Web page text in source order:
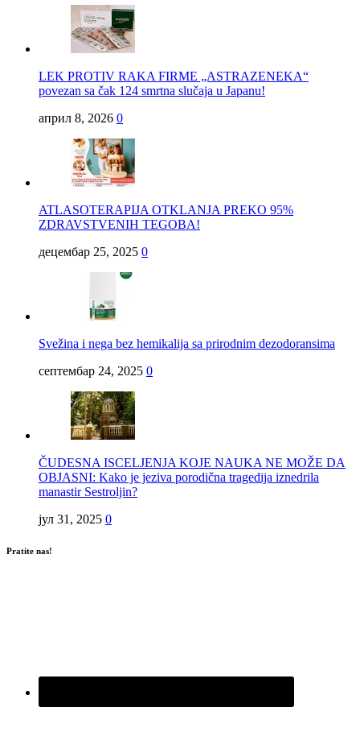
LEK PROTIV RAKA FIRME „ASTRAZENEKA“
povezan sa čak 124 smrtna slučaja u Japanu!
април 8, 2026 0
ATLASOTERAPIJA OTKLANJA PREKO 95%
ZDRAVSTVENIH TEGOBA!
децембар 25, 2025 0
Svežina i nega bez hemikalija sa prirodnim dezodoransima
септембар 24, 2025 0
ČUDESNA ISCELJENJA KOJE NAUKA NE MOŽE DA
OBJASNI: Kako je jeziva porodična tragedija iznedrila
manastir Sestroljin?
јул 31, 2025 0
Pratite nas!